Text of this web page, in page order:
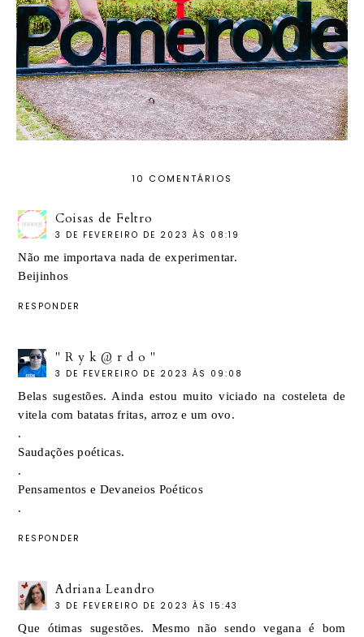
10 COMENTÁRIOS
Coisas de Feltro
3 DE FEVEREIRO DE 2023 ÀS 08:19
Não me importava nada de experimentar.
Beijinhos
RESPONDER
" R y k @ r d o "
3 DE FEVEREIRO DE 2023 ÀS 09:08
Belas sugestões. Ainda estou muito viciado na costeleta de
vitela com batatas fritas, arroz e um ovo.
.
Saudações poéticas.
.
Pensamentos e Devaneios Poéticos
.
RESPONDER
Adriana Leandro
3 DE FEVEREIRO DE 2023 ÀS 15:43
Que ótimas sugestões. Mesmo não sendo vegana é bom